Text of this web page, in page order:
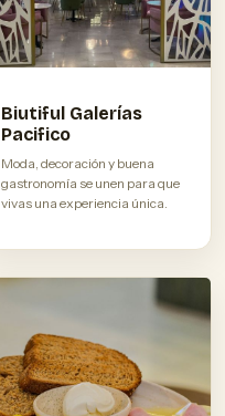
Biutiful Galerías
Pacifico
Moda, decoración y buena
gastronomía se unen para que
vivas una experiencia única.